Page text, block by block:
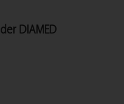
DIAMED